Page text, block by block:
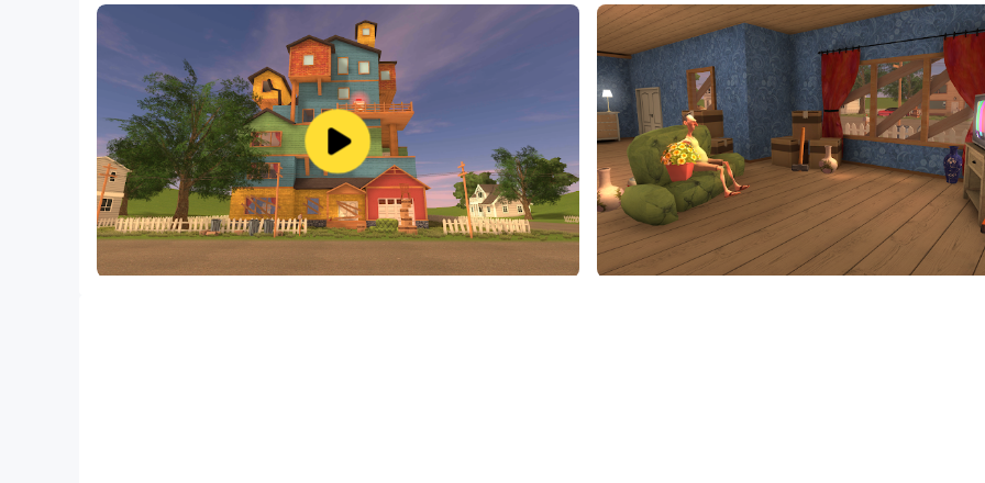
Explore the neighbor's house and unravel his secret
The neighbor was always an unusual person and something that he hid in his house, you become
getting acquainted, he starts to catch you, avoiding the traps of a neighbor, and also independently
In the evil neighbor is present
- Good 3D-graphics, optimized for mobile devices.
- Good and quality mobile control
- Full freedom of action
Do whatever you want, have fun :)
Find the door keys